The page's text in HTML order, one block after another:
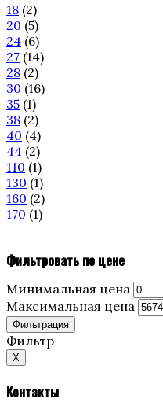
18 (2)
20 (5)
24 (6)
27 (14)
28 (2)
30 (16)
35 (1)
38 (2)
40 (4)
44 (2)
110 (1)
130 (1)
160 (2)
170 (1)
Фильтровать по цене
Минимальная цена
Максимальная цена
Фильтрация
Фильтр
X
Контакты